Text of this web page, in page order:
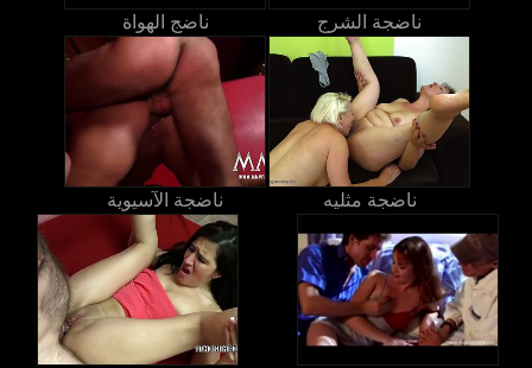
ناضج الهواة ناضجة الشرج
ناضجة الآسيوية ناضجة مثليه